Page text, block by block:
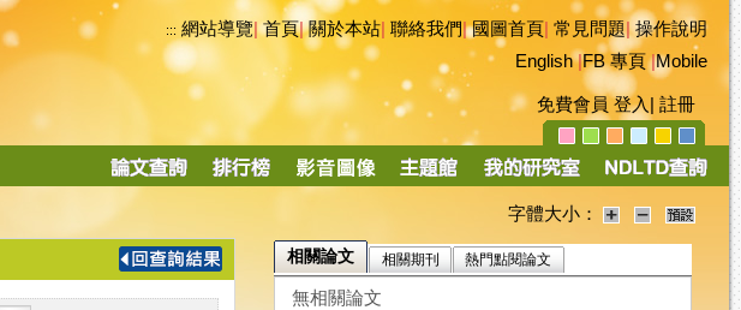
::: 網站導覽|首頁|關於本站 聯絡我們|國圖首頁 常見問題|操作說明
English|FB 專頁|Mobile
免費會員 登入 註冊
導
字體大小：
相關論文 相關期刊 熱門點閱論文
無相關論文